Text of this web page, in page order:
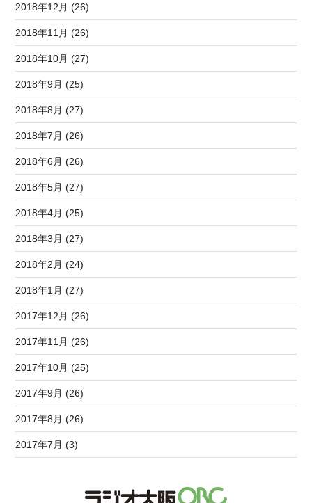
2018年12月 (26)
2018年11月 (26)
2018年10月 (27)
2018年9月 (25)
2018年8月 (27)
2018年7月 (26)
2018年6月 (26)
2018年5月 (27)
2018年4月 (25)
2018年3月 (27)
2018年2月 (24)
2018年1月 (27)
2017年12月 (26)
2017年11月 (26)
2017年10月 (25)
2017年9月 (26)
2017年8月 (26)
2017年7月 (3)